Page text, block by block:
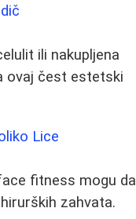
ili nakupljena
ovaj čest estetski
Lice
fitness mogu da
zahvata.